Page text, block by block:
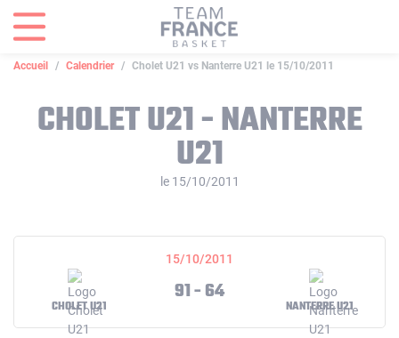
Accueil Calendrier Cholet U21 vs Nanterre U21 le 15/10/2011
CHOLET U21 - NANTERRE
U21
le 15/10/2011
15/10/2011
CHOLET U21
91 - 64
NANTERRE U21
Panneau de gestion des cookies